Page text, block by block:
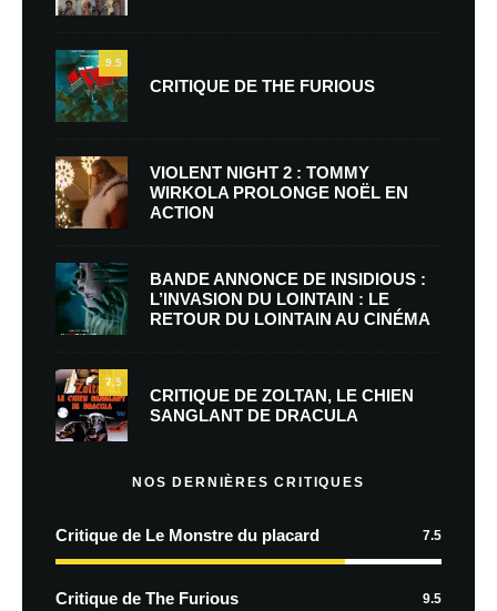
9.5
CRITIQUE DE THE FURIOUS
VIOLENT NIGHT 2 : TOMMY
WIRKOLA PROLONGE NOËL EN
ACTION
BANDE ANNONCE DE INSIDIOUS :
L’INVASION DU LOINTAIN : LE
RETOUR DU LOINTAIN AU CINÉMA
7.5
CRITIQUE DE ZOLTAN, LE CHIEN
SANGLANT DE DRACULA
NOS DERNIÈRES CRITIQUES
Critique de Le Monstre du placard 7.5
Critique de The Furious 9.5